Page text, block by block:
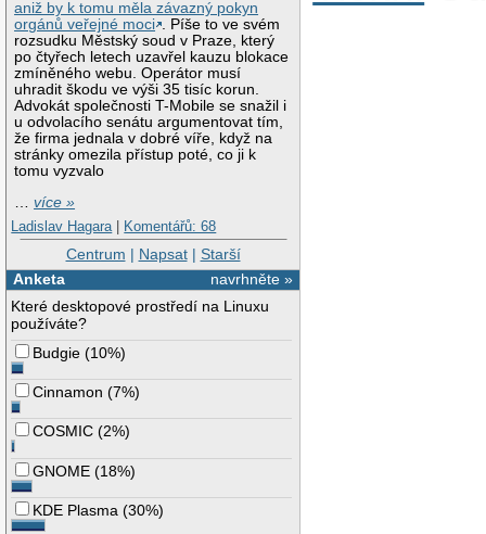
aniž by k tomu měla závazný pokyn
orgánů veřejné moci . Píše to ve svém
rozsudku Městský soud v Praze, který
po čtyřech letech uzavřel kauzu blokace
zmíněného webu. Operátor musí
uhradit škodu ve výši 35 tisíc korun.
Advokát společnosti T-Mobile se snažil i
u odvolacího senátu argumentovat tím,
že firma jednala v dobré víře, když na
stránky omezila přístup poté, co ji k
tomu vyzvalo
…více »
Ladislav Hagara | Komentářů: 68
Centrum | Napsat| Starší
navrhněte »
Anketa
Které desktopové prostředí na Linuxu
používáte?
Budgie (10%)
Cinnamon (7%)
COSMIC (2%)
GNOME (18%)
KDE Plasma (30%)